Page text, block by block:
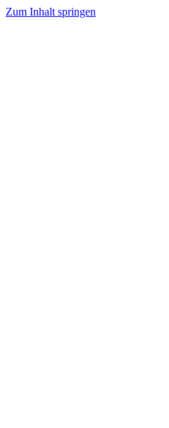
Zum Inhalt springen